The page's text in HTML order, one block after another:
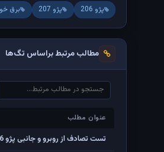
پژو 206 پژو 207 برق
مطالب مرتبط براساس تگ‌ها
عنوان مطلب
عنوان مطلب
تست تصادف از روبرو و جانبی پژو 206 و پژو 207